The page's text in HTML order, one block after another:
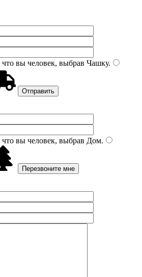
вы человек, выбрав Чашку.
вы человек, выбрав Дом.